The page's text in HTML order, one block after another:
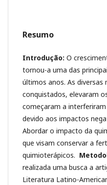
Resumo
Introdução: O
tornou-a uma das
últimos anos. As
conquistados, elevaram
começaram a
devido aos impactos
Abordar o impacto da
que visam conservar a
quimioterápicos.
realizada uma busca a
Literatura Latino-